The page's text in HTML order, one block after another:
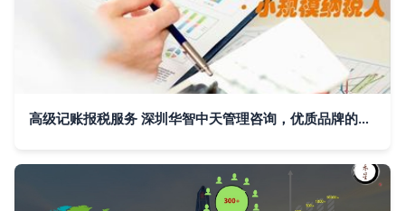
高级记账报税服务 深圳华智中天管理咨询，优质品牌的实惠之选